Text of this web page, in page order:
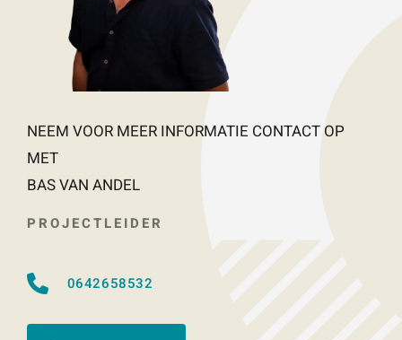
NEEM VOOR MEER INFORMATIE CONTACT OP
MET
BAS VAN ANDEL
PROJECTLEIDER
0642658532